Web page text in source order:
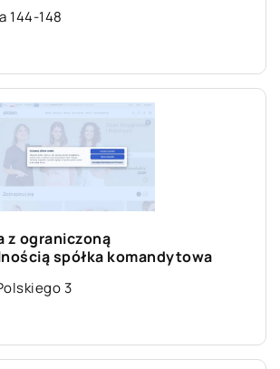
144-148
z ograniczoną
spółka komandytowa
3